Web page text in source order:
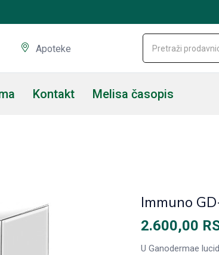
Apoteke
Kontakt Melisa časopis
Immuno
2.600,00
U Ganodermae